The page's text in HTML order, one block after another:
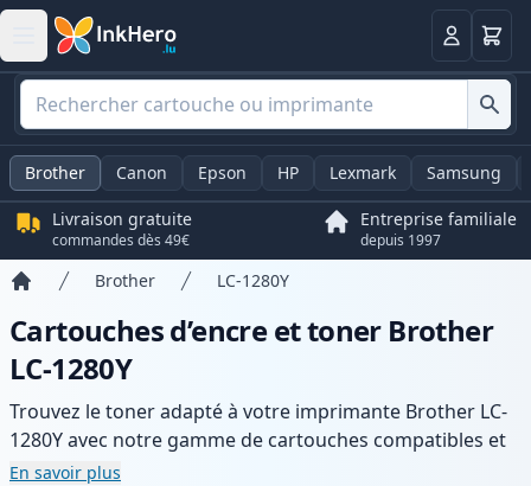
Panier
Brother Canon Epson HP Lexmark Samsung
Livraison gratuite
commandes dès 49€
Entreprise familiale
depuis 1997
Brother LC-1280Y
Cartouches d’encre et toner Brother
LC-1280Y
Trouvez le toner adapté à votre imprimante Brother LC-
1280Y avec notre gamme de cartouches compatibles et
haute capacité. Profitez d’une qualité d’impression
En savoir plus